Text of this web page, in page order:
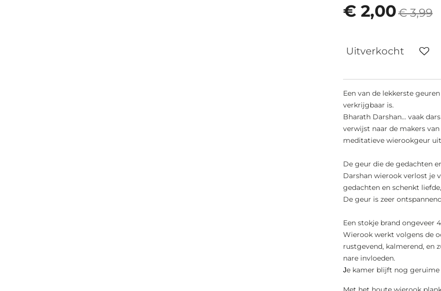
€ 2,00€ 3,99
Uitverkocht
Een van de lekkerste
verkrijgbaar is.
Bharath Darshan... vaak
verwijst naar de makers
meditatieve wierookgeur
De geur die de gedachten
Darshan wierook verlost je
gedachten en schenkt
De geur is zeer
Een stokje brand ongeveer
Wierook werkt volgens de
rustgevend, kalmerend, en
nare invloeden.
Je kamer blijft nog geruime